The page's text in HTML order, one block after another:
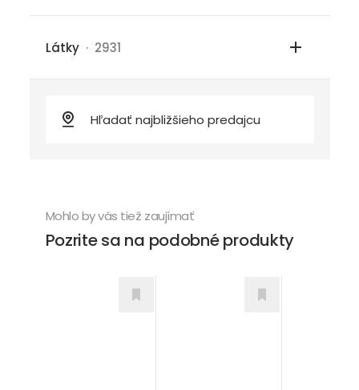
Látky · 2931
Mohlo by vás tiež zaujímať
Pozrite sa na podobné produkty